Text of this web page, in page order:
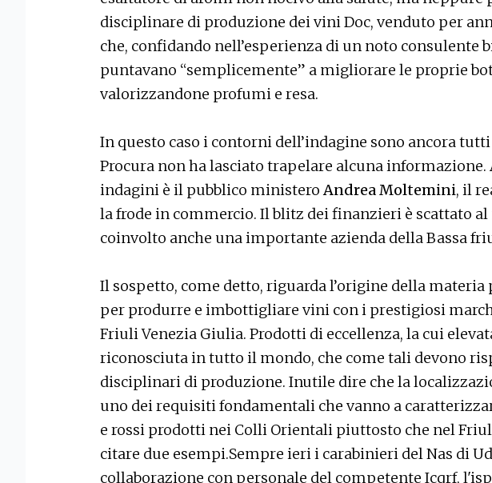
disciplinare di produzione dei vini Doc, venduto per
che, confidando nell’esperienza di un noto consulente
puntavano “semplicemente” a migliorare le proprie
valorizzandone profumi e resa.
In questo caso i contorni dell’indagine sono ancora
Procura non ha lasciato trapelare alcuna informazione.
indagini è il pubblico ministeroAndrea Moltemini, il
la frode in commercio. Il blitz dei finanzieri è scattato
coinvolto anche una importante azienda della Bassa
Il sospetto, come detto, riguarda l’origine della
per produrre e imbottigliare vini con i prestigiosi
Friuli Venezia Giulia. Prodotti di eccellenza, la cui
riconosciuta in tutto il mondo, che come tali devono
disciplinari di produzione. Inutile dire che la
uno dei requisiti fondamentali che vanno a
e rossi prodotti nei Colli Orientali piuttosto che nel
citare due esempi.Sempre ieri i carabinieri del Nas di
collaborazione con personale del competente Icqrf,